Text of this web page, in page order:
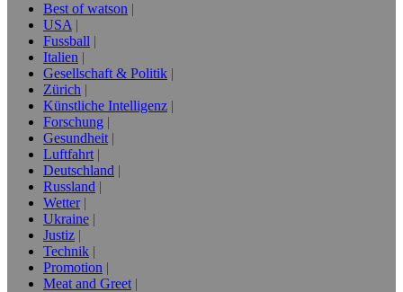
Best of watson
USA
Fussball
Italien
Gesellschaft & Politik
Zürich
Künstliche Intelligenz
Forschung
Gesundheit
Luftfahrt
Deutschland
Russland
Wetter
Ukraine
Justiz
Technik
Promotion
Meat and Greet